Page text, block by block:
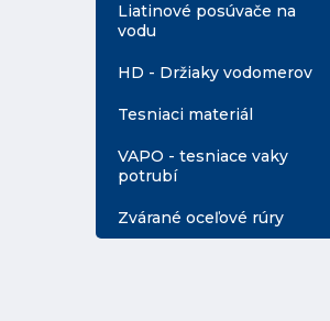
Liatinové posúvače na
vodu
HD - Držiaky vodomerov
Tesniaci materiál
VAPO - tesniace vaky
potrubí
Zvárané oceľové rúry